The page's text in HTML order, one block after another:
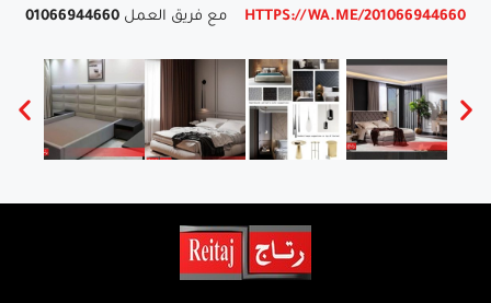
مع فريق العمل
HTTPS://WA.ME/201066944660